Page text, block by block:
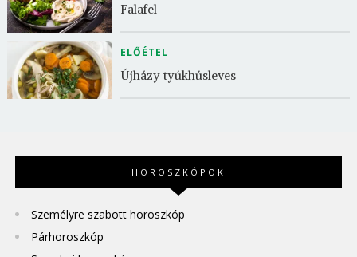
Falafel
ELŐÉTEL
Újházy tyúkhúsleves
HOROSZKÓPOK
Személyre szabott horoszkóp
Párhoroszkóp